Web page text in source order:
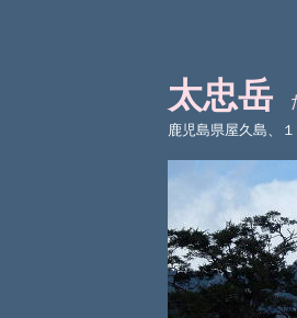
太忠岳
鹿児島県屋久島、